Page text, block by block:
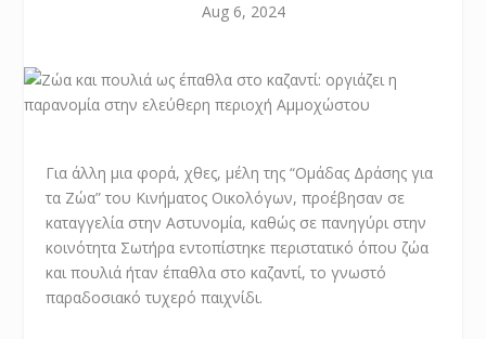
Aug 6, 2024
Για άλλη μια φορά, χθες, μέλη της “Ομάδας Δράσης για
τα Ζώα” του Κινήματος Οικολόγων, προέβησαν σε
καταγγελία στην Αστυνομία, καθώς σε πανηγύρι στην
κοινότητα Σωτήρα εντοπίστηκε περιστατικό όπου ζώα
και πουλιά ήταν έπαθλα στο καζαντί, το γνωστό
παραδοσιακό τυχερό παιχνίδι.